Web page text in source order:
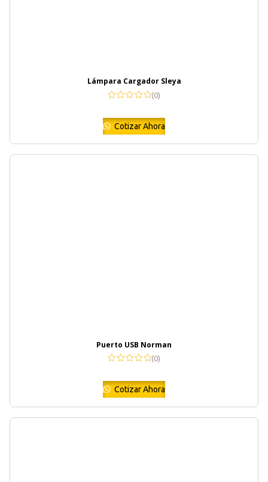
Lámpara Cargador Sleya
(0)
Cotizar Ahora
Puerto USB Norman
(0)
Cotizar Ahora